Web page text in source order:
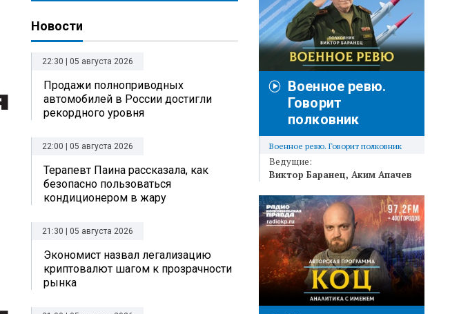
Новости
22:30 | 05 августа 2026
Продажи полноприводных
автомобилей в России достигли
рекордного уровня
22:00 | 05 августа 2026
Терапевт Паина рассказала, как
безопасно пользоваться
кондиционером в жару
21:30 | 05 августа 2026
Экономист назвал легализацию
криптовалют шагом к прозрачности
рынка
Военное ревю.
Говорит
полковник
Военное ревю. Говорит полковник
Ведущие:
Виктор Баранец Аким Апачев